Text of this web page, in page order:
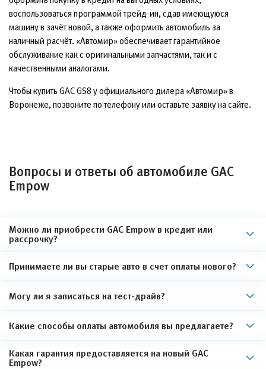
воспользоваться программой трейд-ин, сдав имеющуюся
машину в зачёт новой, а также оформить автомобиль за
наличный расчёт. «Автомир» обеспечивает гарантийное
обслуживание как с оригинальными запчастями, так и с
качественными аналогами.
Чтобы купить GAC GS8 у официального дилера «Автомир» в
Воронеже, позвоните по телефону или оставьте заявку на сайте.
Вопросы и ответы об автомобиле GAC
Empow
Можно ли приобрести GAC Empow в кредит или
рассрочку?
Принимаете ли вы старые авто в счет оплаты нового?
Могу ли я записаться на тест-драйв?
Какие способы оплаты автомобиля вы предлагаете?
Какая гарантия предоставляется на новый GAC
Empow?